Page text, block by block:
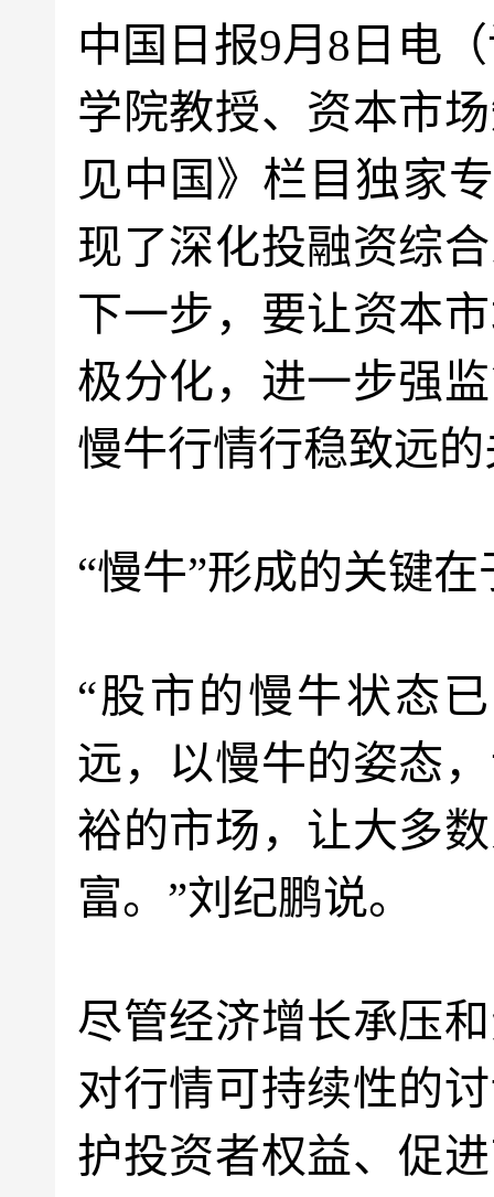
中国日报9月8日电
学院教授、资本市
见中国》栏目独家
现了深化投融资综
下一步，要让资本
极分化，进一步强
慢牛行情行稳致远
“慢牛”形成的关键
“股市的慢牛状态
远，以慢牛的姿态
裕的市场，让大多
富。”刘纪鹏说。
尽管经济增长承压
对行情可持续性的
护投资者权益、促